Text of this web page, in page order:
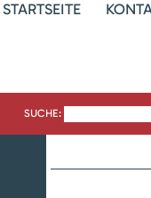
STARTSEITE
SUCHE: